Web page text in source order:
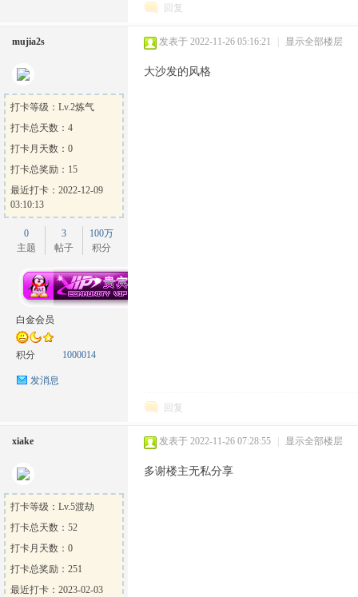
论
回复
mujia2s
打卡等级：Lv.2炼气
打卡总天数：4
打卡月天数：0
打卡总奖励：15
最近打卡：2022-12-09
03:10:13
0
主题
3
帖子
100万
积分
白金会员
积分 1000014
发消息
发表于 2022-11-26 05:16:21 显示全部楼层
大沙发的风格
回复
xiake
打卡等级：Lv.5渡劫
打卡总天数：52
打卡月天数：0
打卡总奖励：251
最近打卡：2023-02-03
发表于 2022-11-26 07:28:55 显示全部楼层
多谢楼主无私分享